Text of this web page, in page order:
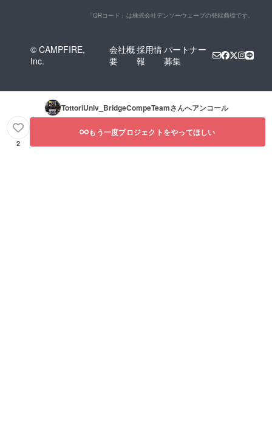
「QRコード」は株式会社デンソーウェーブの登録商標です。
© CAMPFIRE,
Inc.
会社概
要
採用情
報
パートナー
募集
TottoriUniv_BridgeCompeTeamさんへアンコール
2
もう一度プロジェクトをやってほしい